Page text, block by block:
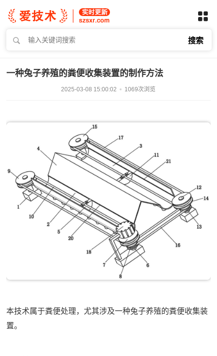
搜索
一种兔子养殖的粪便收集装置的制作方法
2025-03-08 15:00:02 1069次浏览
本技术属于粪便处理，尤其涉及一种兔子养殖的粪便收集装
置。